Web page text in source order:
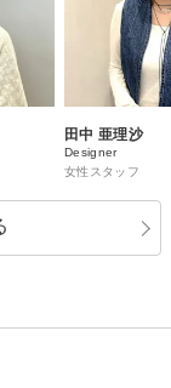
田中 亜理沙
Designer
女性スタッフ